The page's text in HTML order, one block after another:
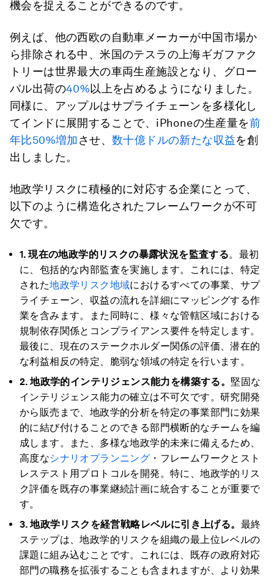
機会を捉えることができるのです。
例えば、他の西欧の自動車メーカーが中国市場か
ら排除される中、米国のテスラの上海ギガファク
トリーは世界最大の車両生産施設となり、グロー
バル出荷の40%以上を占めるようになりました。
同様に、アップルはサプライチェーンを多様化し
てインドに展開することで、iPhoneの生産量を前
年比50%増加させ、数十億ドルの新たな収益を創
出しました。
地政学リスクに積極的に対応する企業にとって、
以下のように構造化されたフレームワークが不可
欠です。
1.現在の地政学的リスクの暴露状況を監査する。最初
に、包括的な内部監査を実施します。これには、特定
された地政学リスク地域におけるすべての事業、サプ
ライチェーン、収益の流れを詳細にマッピングする作
業を含みます。また同時に、様々な管轄区域における
規制依存関係とコンプライアンス要件を特定します。
最後に、現在のステークホルダー関係の評価、潜在的
な利益相反の特定、脆弱な領域の特定を行います。
2.地政学的インテリジェンス能力を構築する。堅固な
インテリジェンス能力の確立は不可欠です。研究開発
から販売まで、地政学的分析を特定の事業部門に効果
的に結び付けることのできる部門横断的なチームを編
成します。また、多様な地政学的未来に備えるため、
高度なシナリオプランニング ・フレームワークとスト
レステスト用プロトコルを開発。特に、地政学的リス
ク評価を既存の事業継続計画に統合することが重要で
す。
3. 地政学リスクを経営戦略レベルに引き上げる。 最終
ステップは、地政学的リスクを組織の最上位レベルの
課題に組み込むことです。これには、既存の政府対応
部門の職務を拡張することも含まれますが、より効果